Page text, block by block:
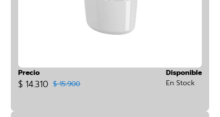
Precio
$ 14.310 $ 15.900
Disponible
En Stock